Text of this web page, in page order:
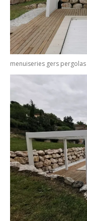
menuiseries gers pergolas